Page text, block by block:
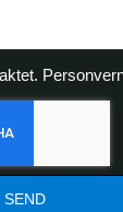
SEND